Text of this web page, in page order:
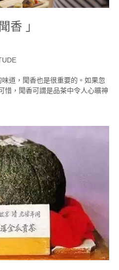
香 」
道，聞香也是很重要的。如果忽
惜，聞香可謂是品茶中令人心曠神